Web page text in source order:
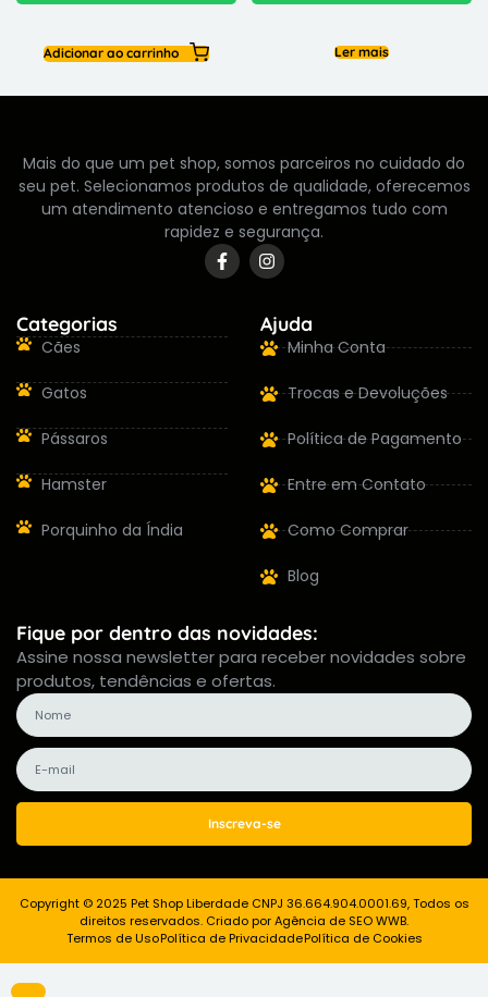
Adicionar ao carrinho Ler mais
Mais do que um pet shop, somos parceiros no cuidado do
seu pet. Selecionamos produtos de qualidade, oferecemos
um atendimento atencioso e entregamos tudo com
rapidez e segurança.
Categorias
Cães
Gatos
Pássaros
Hamster
Porquinho da Índia
Ajuda
Minha Conta
Trocas e Devoluções
Política de Pagamento
Entre em Contato
Como Comprar
Blog
Fique por dentro das novidades:
Assine nossa newsletter para receber novidades sobre
produtos, tendências e ofertas.
Inscreva-se
Copyright © 2025 Pet Shop Liberdade CNPJ 36.664.904.0001.69, Todos os
direitos reservados. Criado por Agência de SEO WWB.
Termos de UsoPolítica de PrivacidadePolítica de Cookies